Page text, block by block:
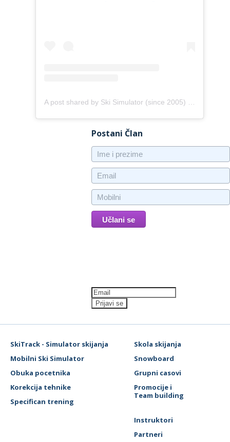
Postani Član
SkiTrack - Simulator skijanja
Mobilni Ski Simulator
Obuka pocetnika
Korekcija tehnike
Specifican trening
Skola skijanja
Snowboard
Grupni casovi
Promocije i
Team building
Instruktori
Partneri